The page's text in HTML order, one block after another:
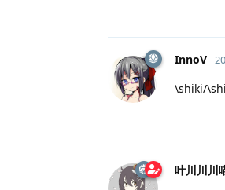
InnoV
\shiki/
叶川川川